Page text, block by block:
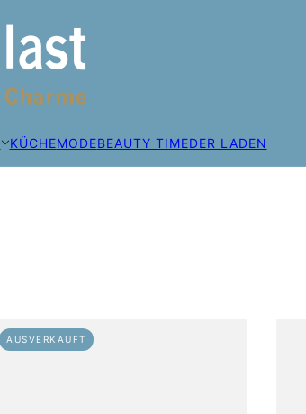
KÜCHEMODEBEAUTY TIMEDER LADEN
AUSVERKAUFT